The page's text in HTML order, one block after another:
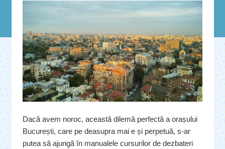
Dacă avem noroc, această dilemă perfectă a orașului
București, care pe deasupra mai e și perpetuă, s-ar
putea să ajungă în manualele cursurilor de dezbateri